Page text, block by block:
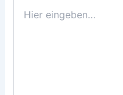
eingeben…